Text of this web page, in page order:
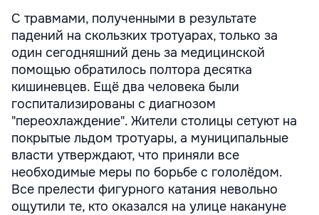
С травмами, полученными в результате
падений на скользких тротуарах, только за
один сегодняшний день за медицинской
помощью обратилось полтора десятка
кишиневцев. Ещё два человека были
госпитализированы с диагнозом
"переохлаждение". Жители столицы сетуют на
покрытые льдом тротуары, а муниципальные
власти утверждают, что приняли все
необходимые меры по борьбе с гололёдом.
Все прелести фигурного катания невольно
ощутили те, кто оказался на улице накануне